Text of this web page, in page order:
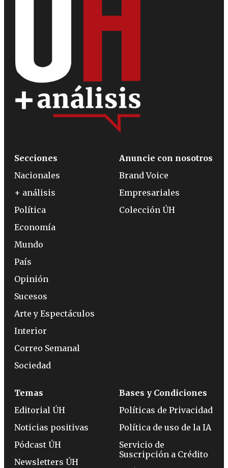
Secciones
Nacionales
+ análisis
Política
Economía
Mundo
País
Opinión
Sucesos
Arte y Espectáculos
Interior
Correo Semanal
Sociedad
Anuncie con nosotros
Brand Voice
Empresariales
Colección ÚH
Temas
Editorial ÚH
Noticias positivas
Pódcast ÚH
Newsletters ÚH
Bases y Condiciones
Políticas de Privacidad
Política de uso de la IA
Servicio de
Suscripción a Crédito